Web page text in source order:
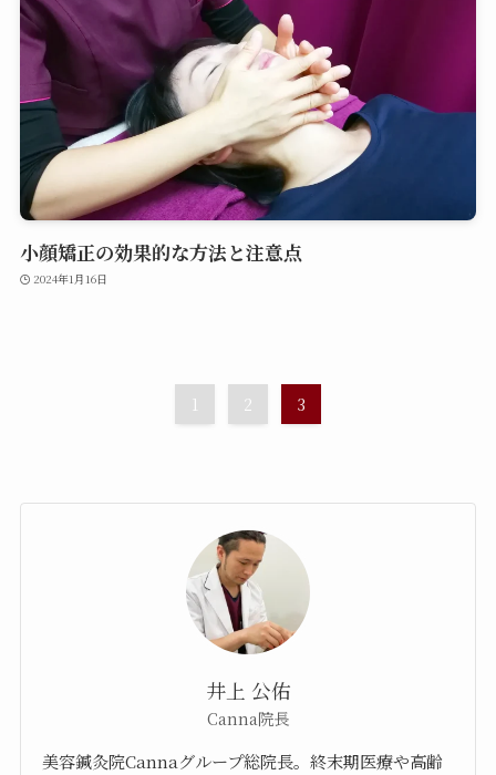
小顔矯正の効果的な方法と注意点
2024年1月16日
1 2 3
井上 公佑
Canna院長
美容鍼灸院Cannaグループ総院長。終末期医療や高齢